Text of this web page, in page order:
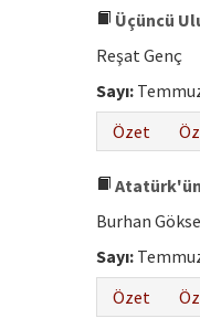
Üçüncü
Reşat Genç
Sayı:
Özet
Atatürk'ün
Burhan
Sayı:
Özet